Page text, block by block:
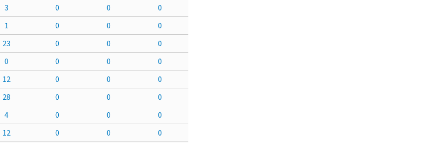
3 0 0 0
1 0 0 0
23 0 0 0
0 0 0 0
12 0 0 0
28 0 0 0
4 0 0 0
12 0 0 0